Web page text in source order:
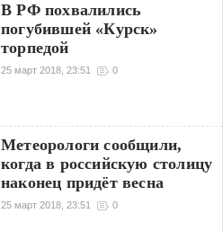
В РФ похвалились
погубившей «Курск»
торпедой
25 март 2018, 23:51 0
Метеорологи сообщили,
когда в российскую столицу
наконец придёт весна
25 март 2018, 23:51 0